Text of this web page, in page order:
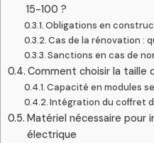
15-100 ?
Obligations en
Cas de la rénovation :
Sanctions en cas de
Comment choisir la taille
Capacité en modules
Intégration du coffret
Matériel nécessaire pour
électrique